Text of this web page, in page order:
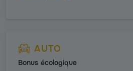
AUTO
Bonus écologique